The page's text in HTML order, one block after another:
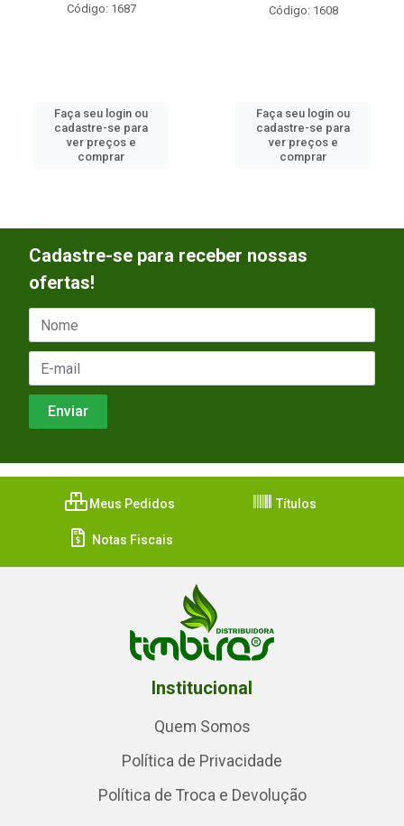
Código: 1687
Faça seu login ou
cadastre-se para
ver preços e
comprar
Código: 1608
Faça seu login ou
cadastre-se para
ver preços e
comprar
Cadastre-se para receber nossas
ofertas!
Meus Pedidos Títulos
Notas Fiscais
Institucional
Quem Somos
Política de Privacidade
Política de Troca e Devolução